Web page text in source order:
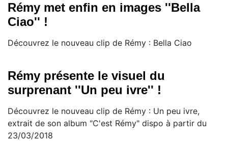
Rémy met enfin en images ''Bella
Ciao'' !
Découvrez le nouveau clip de Rémy : Bella Ciao
Rémy présente le visuel du
surprenant ''Un peu ivre'' !
Découvrez le nouveau clip de Rémy : Un peu ivre,
extrait de son album "C'est Rémy" dispo à partir du
23/03/2018